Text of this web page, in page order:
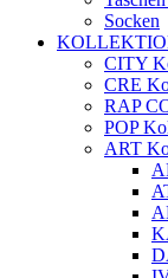
Socken
CITY
CRE
RAP
POP
ART